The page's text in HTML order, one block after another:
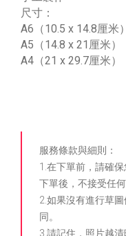
尺寸：
A6（10.5 x 14.8厘米
A5（14.8 x 21厘米
A4（21 x 29.7厘米
服務條款與細則：
1.在下單前，請確
下單後，不接受任
2.如果沒有進行草
同。
3.請記住，照片越